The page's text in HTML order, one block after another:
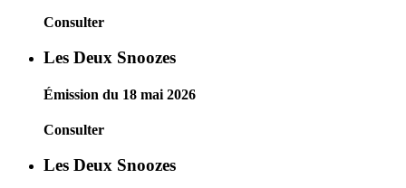
Consulter
Les Deux Snoozes
Émission du 18 mai 2026
Consulter
Les Deux Snoozes